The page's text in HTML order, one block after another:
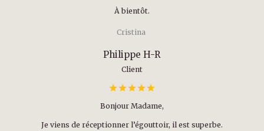
À bientôt.
Cristina
Philippe H-R
Client
Bonjour Madame,
Je viens de réceptionner l’égouttoir, il est superbe.